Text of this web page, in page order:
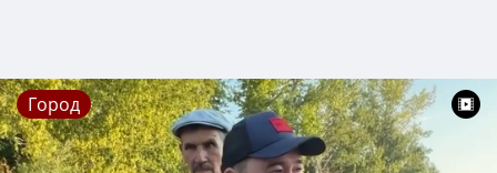
Город